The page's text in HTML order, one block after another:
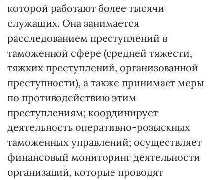
которой работают более тысячи
служащих. Она занимается
расследованием преступлений в
таможенной сфере (средней тяжести,
тяжких преступлений, организованной
преступности), а также принимает меры
по противодействию этим
преступлениям; координирует
деятельность оперативно-розыскных
таможенных управлений; осуществляет
финансовый мониторинг деятельности
организаций, которые проводят